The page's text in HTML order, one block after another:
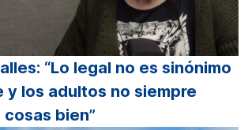
“Lo legal no es sinónimo
y los adultos no siempre
bien”